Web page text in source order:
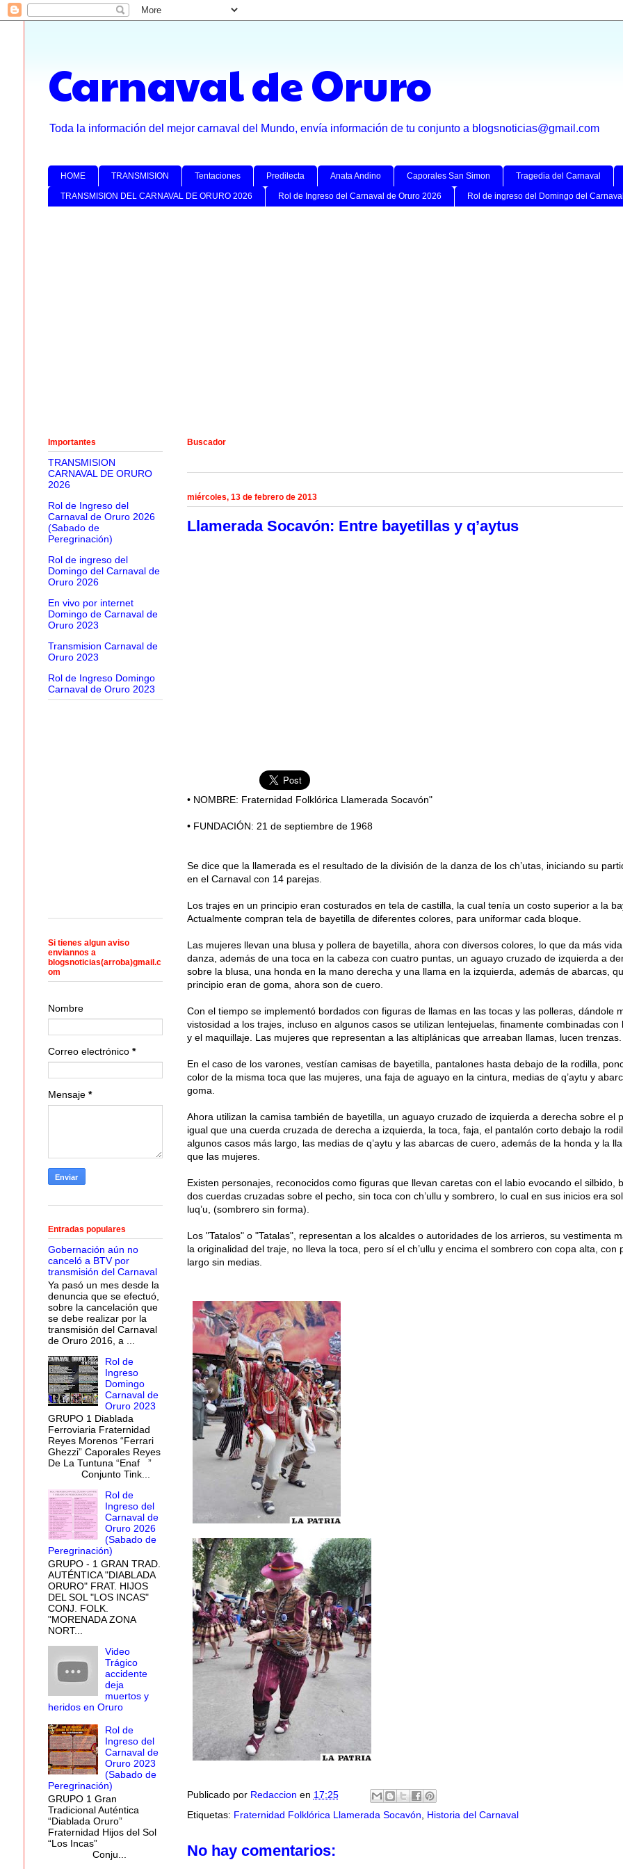
Carnaval de Oruro
Toda la información del mejor carnaval del Mundo, envía información de tu conjunto a blogsnoticias@gmail.com
HOME TRANSMISION Tentaciones Predilecta Anata Andino Caporales San Simon Tragedia del Carnaval
TRANSMISION DEL CARNAVAL DE ORURO 2026 Rol de Ingreso del Carnaval de Oruro 2026 Rol de ingreso del Domingo del
Buscador
miércoles, 13 de febrero de 2013
Llamerada Socavón: Entre bayetillas y q’aytus
• NOMBRE: Fraternidad Folklórica Llamerada Socavón"
• FUNDACIÓN: 21 de septiembre de 1968
Se dice que la llamerada es el resultado de la división de la danza de los ch’utas, iniciando su
en el Carnaval con 14 parejas.
Los trajes en un principio eran costurados en tela de castilla, la cual tenía un costo superior a la
Actualmente compran tela de bayetilla de diferentes colores, para uniformar cada bloque.
Las mujeres llevan una blusa y pollera de bayetilla, ahora con diversos colores, lo que da más
danza, además de una toca en la cabeza con cuatro puntas, un aguayo cruzado de izquierda a
sobre la blusa, una honda en la mano derecha y una llama en la izquierda, además de abarcas,
principio eran de goma, ahora son de cuero.
Con el tiempo se implementó bordados con figuras de llamas en las tocas y las polleras, dándole
vistosidad a los trajes, incluso en algunos casos se utilizan lentejuelas, finamente combinadas con
y el maquillaje. Las mujeres que representan a las altiplánicas que arreaban llamas, lucen trenzas.
En el caso de los varones, vestían camisas de bayetilla, pantalones hasta debajo de la rodilla,
color de la misma toca que las mujeres, una faja de aguayo en la cintura, medias de q’aytu y
goma.
Ahora utilizan la camisa también de bayetilla, un aguayo cruzado de izquierda a derecha sobre el
igual que una cuerda cruzada de derecha a izquierda, la toca, faja, el pantalón corto debajo la
algunos casos más largo, las medias de q’aytu y las abarcas de cuero, además de la honda y la
que las mujeres.
Existen personajes, reconocidos como figuras que llevan caretas con el labio evocando el silbido,
dos cuerdas cruzadas sobre el pecho, sin toca con ch’ullu y sombrero, lo cual en sus inicios era
luq’u, (sombrero sin forma).
Los "Tatalos" o "Tatalas", representan a los alcaldes o autoridades de los arrieros, su vestimenta
la originalidad del traje, no lleva la toca, pero sí el ch’ullu y encima el sombrero con copa alta, con
largo sin medias.
Publicado por Redaccion en 17:25
Etiquetas: Fraternidad Folklórica Llamerada Socavón Historia del Carnaval
No hay comentarios:
Importantes
TRANSMISION
CARNAVAL DE ORURO
2026
Rol de Ingreso del
Carnaval de Oruro 2026
(Sabado de
Peregrinación)
Rol de ingreso del
Domingo del Carnaval de
Oruro 2026
En vivo por internet
Domingo de Carnaval de
Oruro 2023
Transmision Carnaval de
Oruro 2023
Rol de Ingreso Domingo
Carnaval de Oruro 2023
Si tienes algun aviso
enviannos a
blogsnoticias(arroba)gmail.c
om
Nombre
Correo electrónico *
Mensaje *
Entradas populares
Gobernación aún no
canceló a BTV por
transmisión del Carnaval
Ya pasó un mes desde la
denuncia que se efectuó,
sobre la cancelación que
se debe realizar por la
transmisión del Carnaval
de Oruro 2016, a ...
Rol de
Ingreso
Domingo
Carnaval de
Oruro 2023
GRUPO 1 Diablada
Ferroviaria Fraternidad
Reyes Morenos “Ferrari
Ghezzi” Caporales Reyes
De La Tuntuna “Enaf ”
Conjunto Tink...
Rol de
Ingreso del
Carnaval de
Oruro 2026
(Sabado de
Peregrinación)
GRUPO - 1 GRAN TRAD.
AUTÉNTICA "DIABLADA
ORURO" FRAT. HIJOS
DEL SOL "LOS INCAS"
CONJ. FOLK.
"MORENADA ZONA
NORT...
Video
Trágico
accidente
deja
muertos y
heridos en Oruro
Rol de
Ingreso del
Carnaval de
Oruro 2023
(Sabado de
Peregrinación)
GRUPO 1 Gran
Tradicional Auténtica
“Diablada Oruro”
Fraternidad Hijos del Sol
“Los Incas”
Conju...